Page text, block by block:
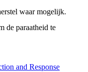
waar mogelijk.
de paraatheid te
and Response